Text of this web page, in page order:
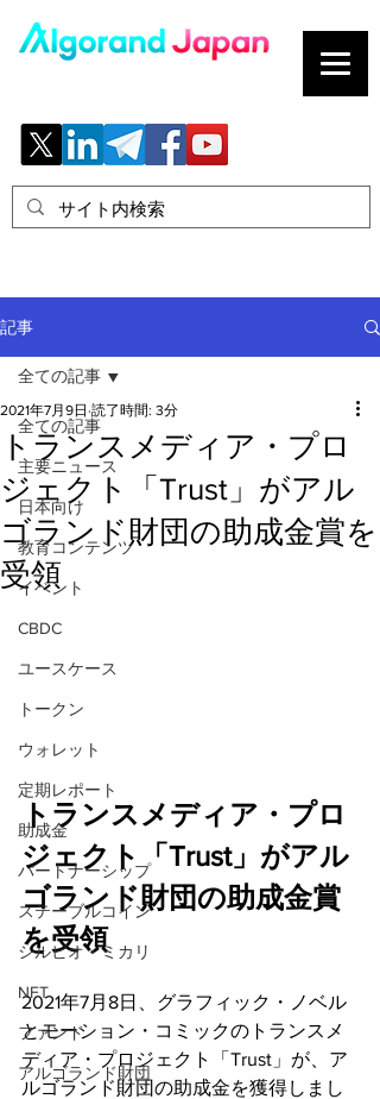
記事
全ての記事
主要ニュース
日本向け
教育コンテンツ
イベント
CBDC
ユースケース
トークン
ウォレット
定期レポート
助成金
パートナーシップ
ステーブルコイン
シルビオ・ミカリ
NFT
ファンド
アルゴランド財団
全ての記事
トランスメディア・プロ
ジェクト「Trust」がアル
ゴランド財団の助成金賞を
受領
2021年7月9日 読了時間: 3分
トランスメディア・プロ
ジェクト「Trust」がアル
ゴランド財団の助成金賞
を受領
2021年7月8日、グラフィック・ノベル
とモーション・コミックのトランスメ
ディア・プロジェクト「Trust」が、ア
ルゴランド財団の助成金を獲得しまし